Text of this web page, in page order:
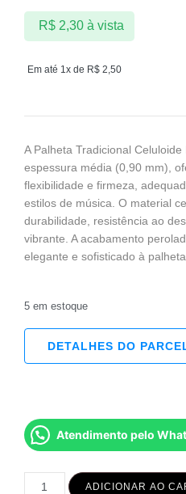
Em até 1x de R$ 2,50
R$2,30 à vista
A Palheta Tradicional
espessura média (0,90 mm),
flexibilidade e firmeza,
estilos de música. O material
durabilidade, resistência ao
vibrante. A acabamento
elegante e sofisticado à palheta.
5 em estoque
DETALHES DO
Atendimento pelo
ADICIONAR AO